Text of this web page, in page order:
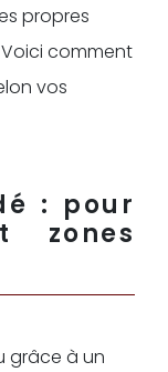
propres
comment
vos
: pour
zones
grâce à un